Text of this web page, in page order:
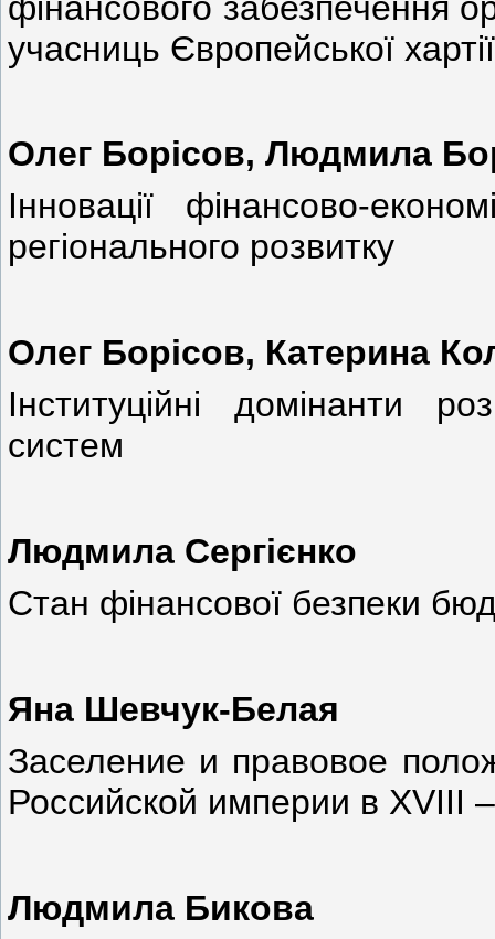
учасниць Європейської
Олег Борісов, Людмила
Інновації фінансово-
регіонального розвитку
Олег Борісов, Катерина
Інституційні домінанти
систем
Людмила Сергієнко
Стан фінансової безпеки
Яна Шевчук-Белая
Заселение и правовое
Российской империи в XVIII
Людмила Бикова